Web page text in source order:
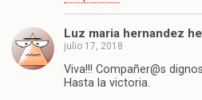
Luz maria hernandez
julio 17, 2018
Viva!!! Compañer@s
Hasta la victoria.